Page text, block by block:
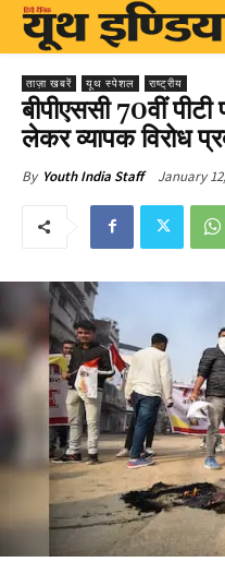
ताज़ा खबरें यूथ स्पेशल राष्ट्रीय
बीपीएससी 70वीं पीटी
लेकर व्यापक विरोध
By Youth India Staff January